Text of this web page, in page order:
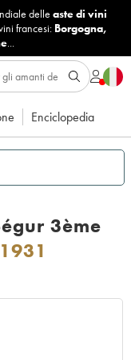
delle aste di vini
francesi: Borgogna,
...
Enciclopedia
3ème
1931